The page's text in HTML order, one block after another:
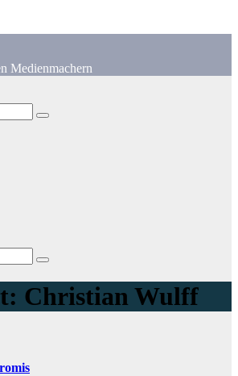
Medienmachern
Christian Wulff